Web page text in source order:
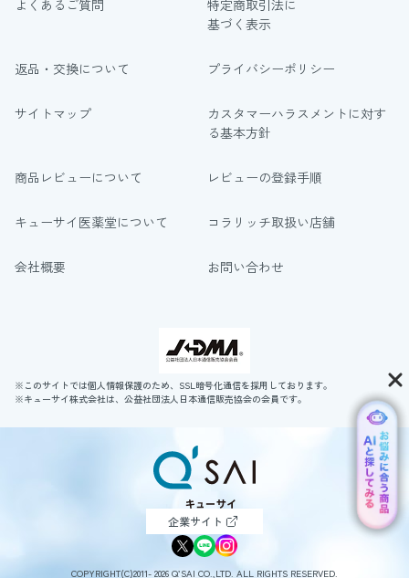
よくあるご質問
特定商取引法に
基づく表示
返品・交換について プライバシーポリシー
サイトマップ
カスタマーハラスメントに対す
る基本方針
商品レビューについて レビューの登録手順
キューサイ医薬堂について コラリッチ取扱い店舗
会社概要 お問い合わせ
※このサイトでは個人情報保護のため、SSL暗号化通信を採用しております。
※キューサイ株式会社は、公益社団法人日本通信販売協会の会員です。
企業サイト
COPYRIGHT(C)2011- 2026 Q’SAI CO.,LTD. ALL RIGHTS RESERVED.